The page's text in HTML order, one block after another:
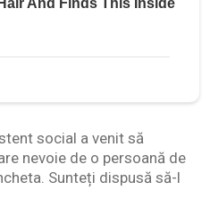
social a venit să
nevoie de o persoană de
Sunteți dispusă să-l